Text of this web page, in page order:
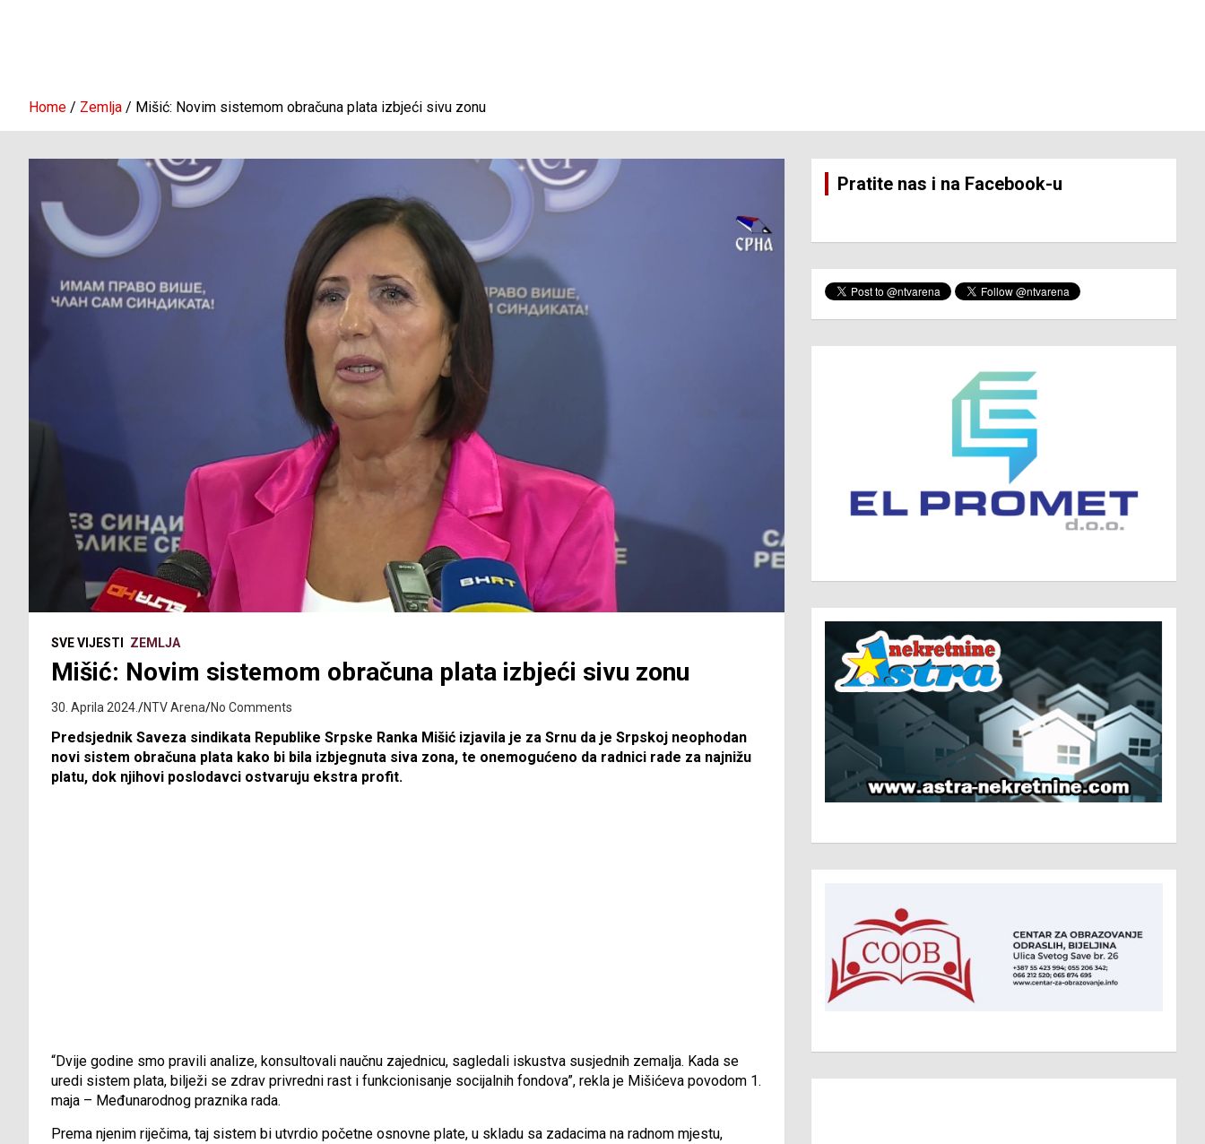
Home Zemlja Mišić: Novim sistemom obračuna plata izbjeći sivu zonu
SVE VIJESTI ZEMLJA
Mišić: Novim sistemom obračuna plata izbjeći sivu zonu
30. Aprila 2024. NTV Arena No Comments
Predsjednik Saveza sindikata Republike Srpske Ranka Mišić izjavila je za Srnu da je Srpskoj neophodan
novi sistem obračuna plata kako bi bila izbjegnuta siva zona, te onemogućeno da radnici rade za najnižu
platu, dok njihovi poslodavci ostvaruju ekstra profit.
“Dvije godine smo pravili analize, konsultovali naučnu zajednicu, sagledali iskustva susjednih zemalja. Kada se
uredi sistem plata, bilježi se zdrav privredni rast i funkcionisanje socijalnih fondova”, rekla je Mišićeva povodom 1.
maja – Međunarodnog praznika rada.
Prema njenim riječima, taj sistem bi utvrdio početne osnovne plate, u skladu sa zadacima na radnom mjestu,
Pratite nas i na Facebook-u